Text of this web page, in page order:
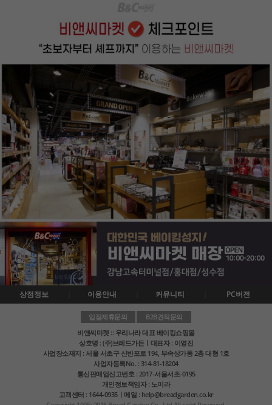
상점정보 이용안내 커뮤니티 PC버전
입점제휴문의
B2B견적문의
비앤씨마켓 :: 우리나라 대표 베이킹쇼핑몰
상호명 : (주)브레드가든ㅣ대표자 : 이영진
사업장소재지 : 서울 서초구 신반포로 194, 부속상가동 2층 대형 1호
사업자등록No. : 314-81-18204
통신판매업신고번호 : 2017-서울서초-0195
개인정보책임자 : 노미라
고객센터 : 1644-0935ㅣ메일 : help@breadgarden.co.kr